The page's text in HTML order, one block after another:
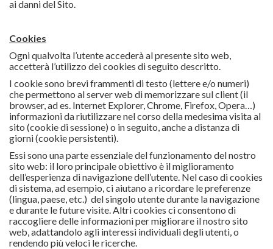
ai danni del Sito.
Cookies
Ogni qualvolta l’utente accederà al presente sito web,
accetterà l’utilizzo dei cookies di seguito descritto.
I cookie sono brevi frammenti di testo (lettere e/o numeri)
che permettono al server web di memorizzare sul client (il
browser, ad es. Internet Explorer, Chrome, Firefox, Opera…)
informazioni da riutilizzare nel corso della medesima visita al
sito (cookie di sessione) o in seguito, anche a distanza di
giorni (cookie persistenti).
Essi sono una parte essenziale del funzionamento del nostro
sito web: il loro principale obiettivo è il miglioramento
dell’esperienza di navigazione dell’utente. Nel caso di cookies
di sistema, ad esempio, ci aiutano a ricordare le preferenze
(lingua, paese, etc.) del singolo utente durante la navigazione
e durante le future visite. Altri cookies ci consentono di
raccogliere delle informazioni per migliorare il nostro sito
web, adattandolo agli interessi individuali degli utenti, o
rendendo più veloci le ricerche.